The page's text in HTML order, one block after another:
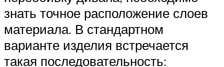
знать точное расположение слоев
материала. В стандартном
варианте изделия встречается
такая последовательность: